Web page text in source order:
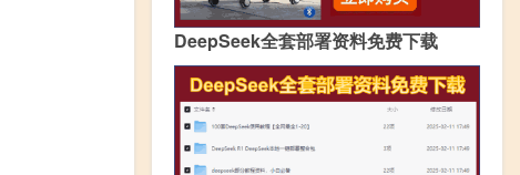
DeepSeek全套部署资料免费下载